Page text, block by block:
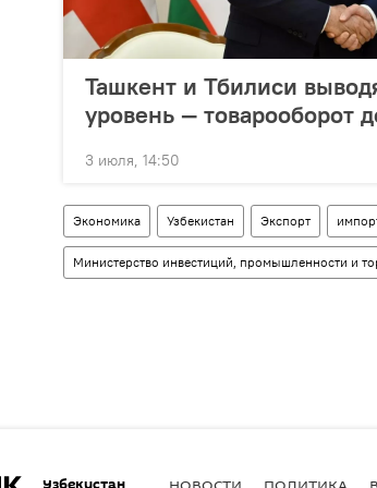
Ташкент и Тбилиси
уровень — товарооборот
3 июля, 14:50
Экономика Узбекистан Экспорт
Министерство инвестиций, промышленности и